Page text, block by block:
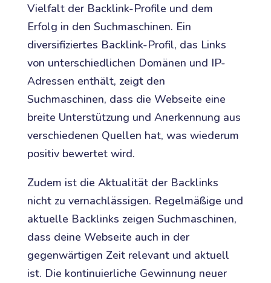
Vielfalt der Backlink-Profile und dem
Erfolg in den Suchmaschinen. Ein
diversifiziertes Backlink-Profil, das Links
von unterschiedlichen Domänen und IP-
Adressen enthält, zeigt den
Suchmaschinen, dass die Webseite eine
breite Unterstützung und Anerkennung aus
verschiedenen Quellen hat, was wiederum
positiv bewertet wird.
Zudem ist die Aktualität der Backlinks
nicht zu vernachlässigen. Regelmäßige und
aktuelle Backlinks zeigen Suchmaschinen,
dass deine Webseite auch in der
gegenwärtigen Zeit relevant und aktuell
ist. Die kontinuierliche Gewinnung neuer